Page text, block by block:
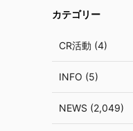
カテゴリー
CR活動 (4)
INFO (5)
NEWS (2,049)